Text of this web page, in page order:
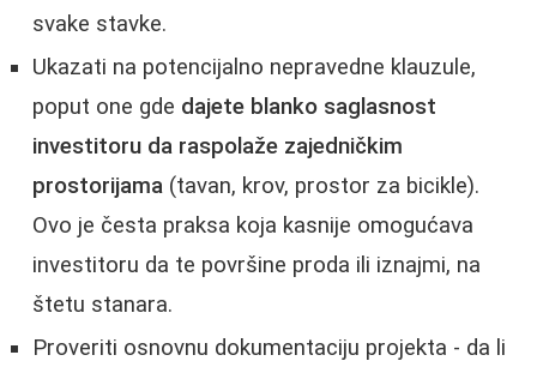
svake stavke.
Ukazati na potencijalno nepravedne klauzule,
poput one gde dajete blanko saglasnost
investitoru da raspolaže zajedničkim
prostorijama (tavan, krov, prostor za bicikle).
Ovo je česta praksa koja kasnije omogućava
investitoru da te površine proda ili iznajmi, na
štetu stanara.
Proveriti osnovnu dokumentaciju projekta - da li